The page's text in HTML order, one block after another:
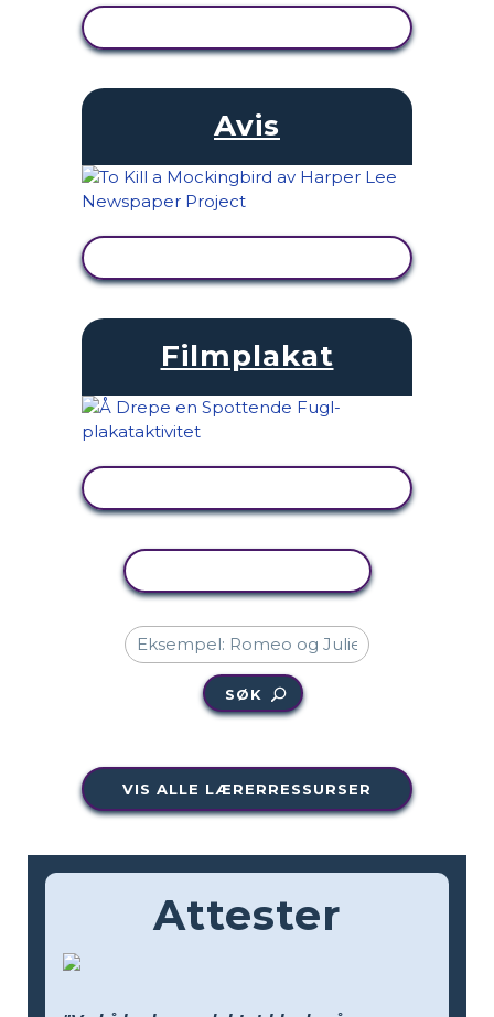
Avis
Filmplakat
SØK
VIS ALLE LÆRERRESSURSER
Attester